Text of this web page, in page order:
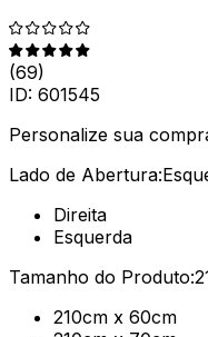
(69)
ID: 601545
Personalize sua
Lado de Abertura:
Direita
Esquerda
Tamanho do Produto:
210cm x 60cm